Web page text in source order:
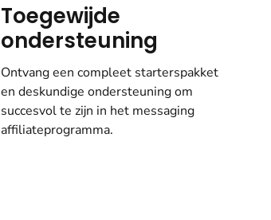
Toegewijde
ondersteuning
Ontvang een compleet starterspakket
en deskundige ondersteuning om
succesvol te zijn in het messaging
affiliateprogramma.